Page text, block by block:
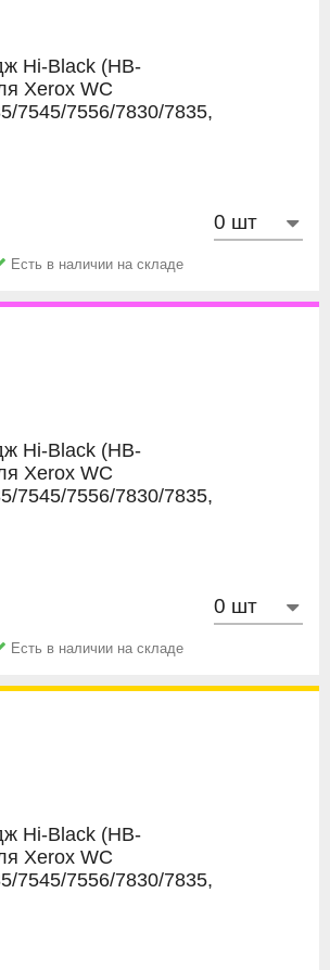
Hi-Black (HB-
Xerox WC
7545/7556/7830/7835,
Есть в наличии на складе
Hi-Black (HB-
Xerox WC
7545/7556/7830/7835,
Есть в наличии на складе
Hi-Black (HB-
Xerox WC
7545/7556/7830/7835,